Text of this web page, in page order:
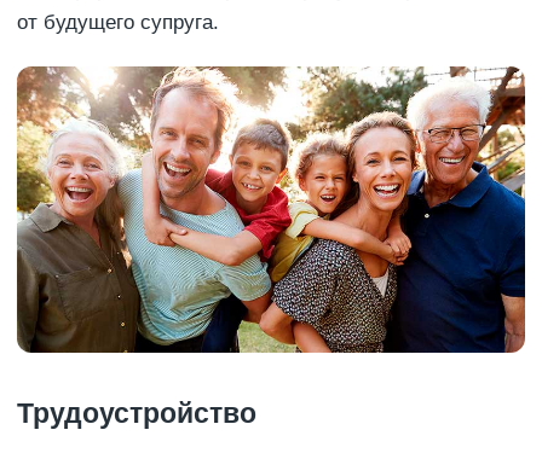
от будущего супруга.
Трудоустройство